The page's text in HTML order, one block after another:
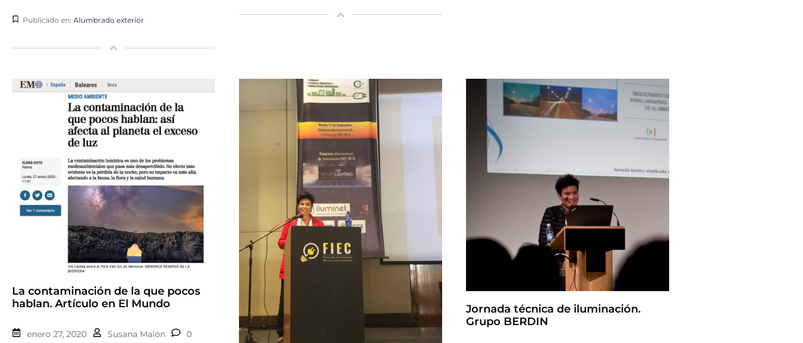
Publicado en: Alumbrado exterior
La contaminación de la que pocos
hablan. Artículo en El Mundo
enero 27, 2020 Susana Malón 0
Jornada técnica de iluminación.
Grupo BERDIN